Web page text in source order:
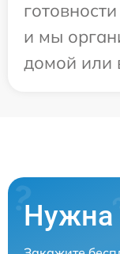
и мы
домой или
Нужна